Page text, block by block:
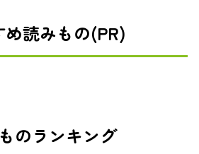
め読みもの(PR)
のランキング